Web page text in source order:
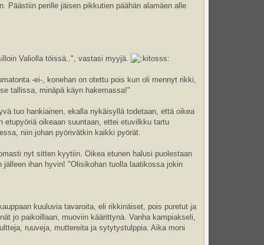
Päästiin perille jäisen pikkutien päähän alamäen alle
Valiolla töissä..", vastasi myyjä.
-ei-, konehan on otettu pois kun oli mennyt rikki,
tallissa, minäpä käyn hakemassa!"
tuo hankiainen, ekalla nykäisyllä todetaan, että oikea
oikeaan suuntaan, ettei etuvilkku tartu
niin johan pyörivätkin kaikki pyörät.
nyt sitten kyytiin. Oikea etunen halusi puolestaan
ihan hyvin! "Olisikohan tuolla laatikossa jokin
kuuluvia tavaroita, eli rikkinäiset, pois puretut ja
jo paikoillaan, muoviin käärittynä. Vanha kampiakseli,
ruuveja, muttereita ja sytytystulppia. Aika moni